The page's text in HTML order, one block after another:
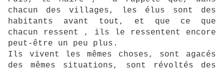
chacun des villages, les élus sont des
habitants avant tout, et que ce que
chacun ressent , ils le ressentent encore
peut-être un peu plus.
Ils vivent les mêmes choses, sont agacés
des mêmes situations, sont révoltés des